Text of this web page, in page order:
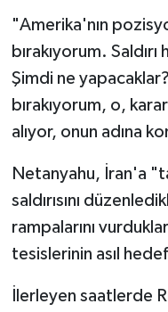
"Amerika'nın
bırakıyorum.
Şimdi ne
bırakıyorum, o,
alıyor, onun adına
Netanyahu, İran'a
saldırısını
rampalarını
tesislerinin asıl
İlerleyen saatlerde